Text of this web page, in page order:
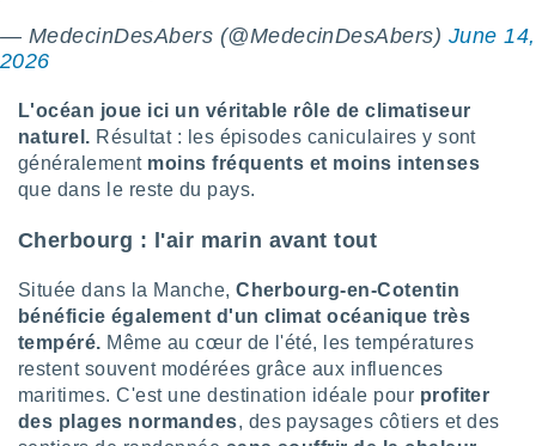
par
et
et du
études
et
1199
— MedecinDesAbers (@MedecinDesAbers) June 14,
2026
L'océan joue ici un véritable rôle de climatiseur
naturel. Résultat : les épisodes caniculaires y sont
généralement moins fréquents et moins intenses
que dans le reste du pays.
Cherbourg : l'air marin avant tout
Située dans la Manche,Cherbourg-en-Cotentin
bénéficie également d'un climat océanique très
tempéré. Même au cœur de l'été, les températures
restent souvent modérées grâce aux influences
maritimes. C'est une destination idéale pour profiter
des plages normandes, des paysages côtiers et des